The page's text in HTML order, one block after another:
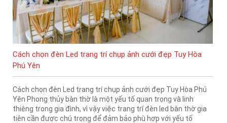
Cách chọn đèn Led trang trí chụp ảnh cưới đẹp Tuy Hòa
Phú Yên
Cách chọn đèn Led trang trí chụp ảnh cưới đẹp Tuy Hòa Phú
Yên Phong thủy bàn thờ là một yếu tố quan trọng và linh
thiêng trong gia đình, vì vậy việc trang trí đèn led bàn thờ gia
tiên cần được chú trọng để đảm bảo phù hợp với yếu tố